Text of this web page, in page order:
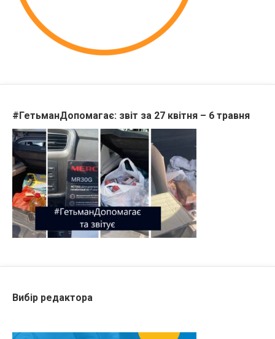
#ГетьманДопомагає: звіт за 27 квітня – 6 травня
Вибір редактора